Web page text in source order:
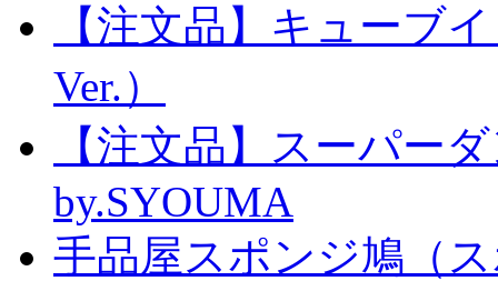
【注文品】キューブ
Ver.）
【注文品】スーパ
by.SYOUMA
手品屋スポンジ鳩（